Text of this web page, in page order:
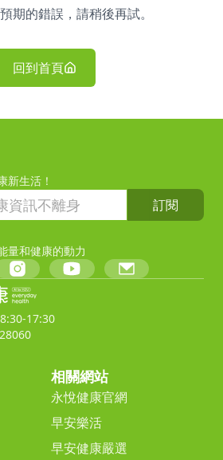
期的錯誤，請稍後再試。
回到首頁
新生活！
訂閱
量和健康的動力
17:30
相關網站
永悅健康官網
早安樂活
早安健康嚴選